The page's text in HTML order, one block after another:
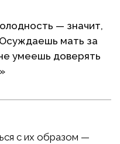
— значит,
мать за
умеешь доверять
с их образом —